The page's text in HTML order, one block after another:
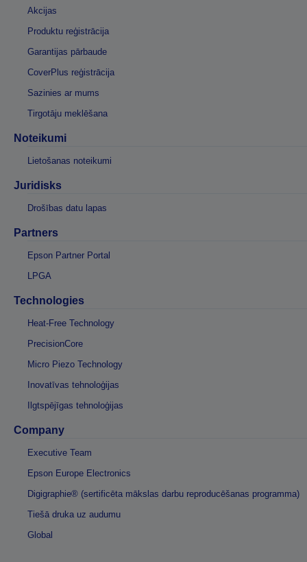
Akcijas
Produktu reģistrācija
Garantijas pārbaude
CoverPlus reģistrācija
Sazinies ar mums
Tirgotāju meklēšana
Noteikumi
Lietošanas noteikumi
Juridisks
Drošības datu lapas
Partners
Epson Partner Portal
LPGA
Technologies
Heat-Free Technology
PrecisionCore
Micro Piezo Technology
Inovatīvas tehnoloģijas
Ilgtspējīgas tehnoloģijas
Company
Executive Team
Epson Europe Electronics
Digigraphie® (sertificēta mākslas darbu reproducēšanas programma)
Tiešā druka uz audumu
Global